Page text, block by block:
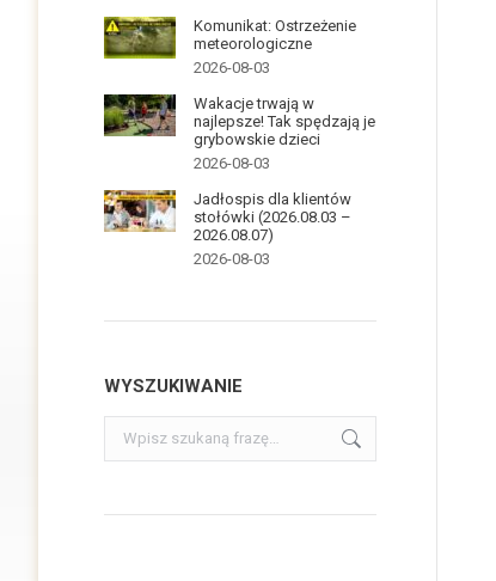
Komunikat: Ostrzeżenie
meteorologiczne
2026-08-03
Wakacje trwają w
najlepsze! Tak spędzają je
grybowskie dzieci
2026-08-03
Jadłospis dla klientów
stołówki (2026.08.03 –
2026.08.07)
2026-08-03
WYSZUKIWANIE
Szukaj: